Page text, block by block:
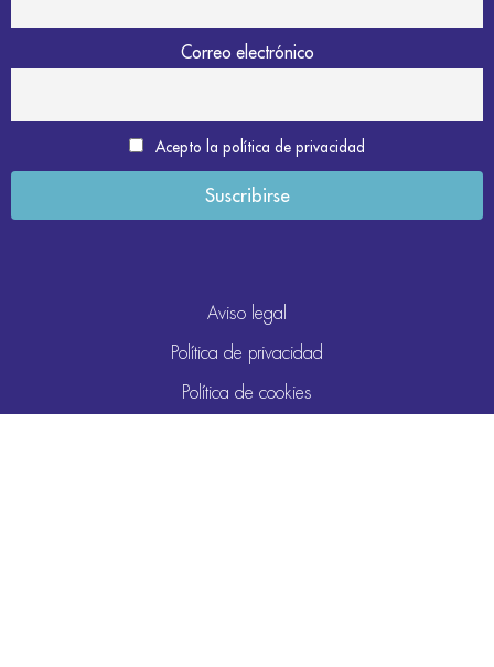
Correo electrónico
Acepto la política de privacidad
Aviso legal
Política de privacidad
Política de cookies